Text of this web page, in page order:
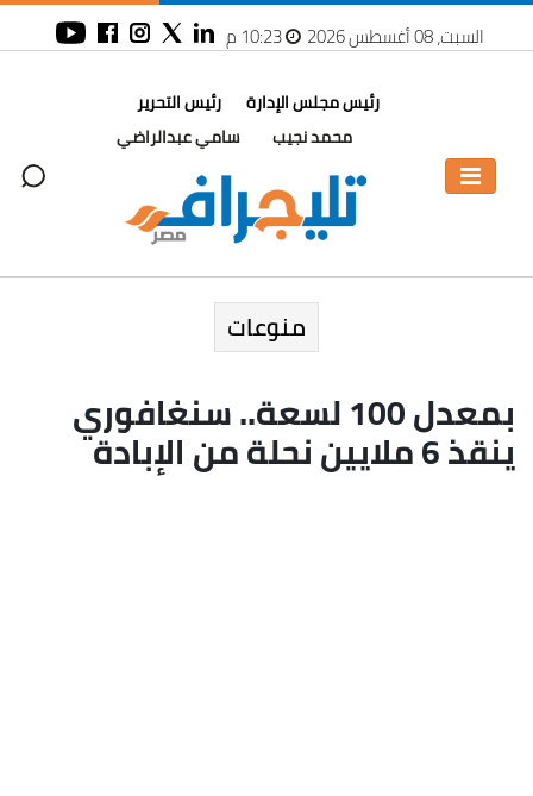
السبت، 08 أغسطس 2026 10:23 م
رئيس مجلس الإدارة
محمد نجيب
رئيس التحرير
سامي عبدالراضي
منوعات
بمعدل 100 لسعة.. سنغافوري
ينقذ 6 ملايين نحلة من الإبادة